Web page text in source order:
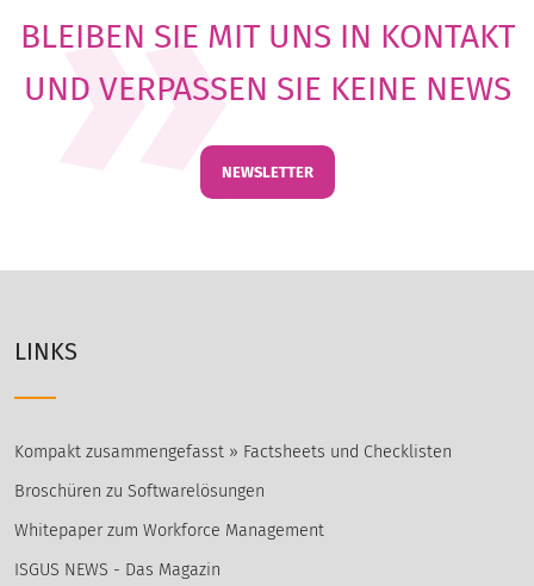
BLEIBEN SIE MIT UNS IN KONTAKT
UND VERPASSEN SIE KEINE NEWS
NEWSLETTER
LINKS
Kompakt zusammengefasst » Factsheets und Checklisten
Broschüren zu Softwarelösungen
Whitepaper zum Workforce Management
ISGUS NEWS - Das Magazin